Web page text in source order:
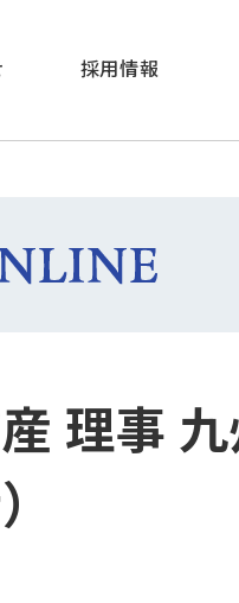
採用情報
理事 九
）